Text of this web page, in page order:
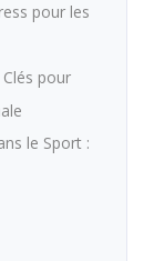
pour les
pour
le Sport :